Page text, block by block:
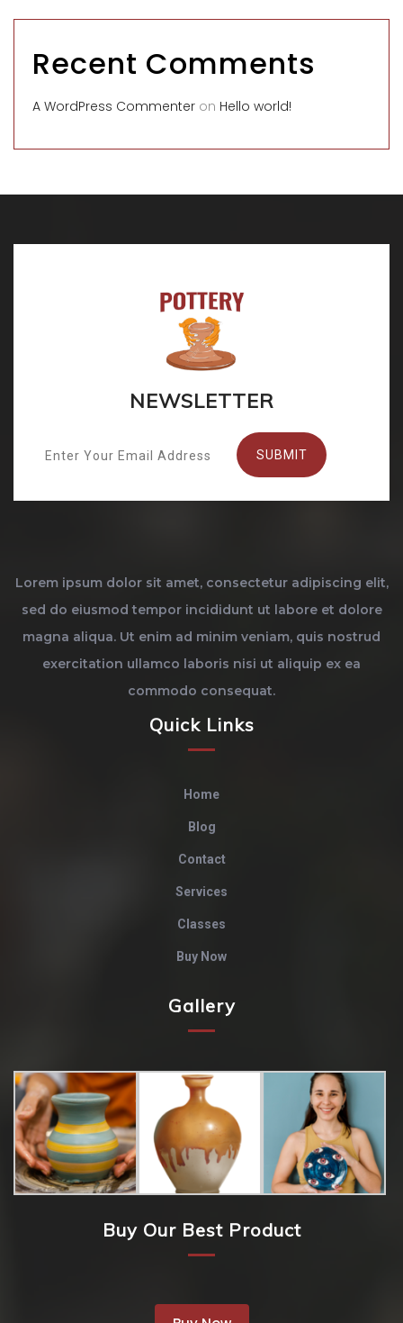
Recent Comments
A WordPress Commenter on Hello world!
NEWSLETTER
Lorem ipsum dolor sit amet, consectetur adipiscing elit,
sed do eiusmod tempor incididunt ut labore et dolore
magna aliqua. Ut enim ad minim veniam, quis nostrud
exercitation ullamco laboris nisi ut aliquip ex ea
commodo consequat.
Quick Links
Home
Blog
Contact
Services
Classes
Buy Now
Gallery
Buy Our Best Product